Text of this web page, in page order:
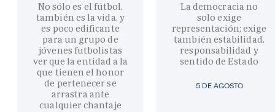
No sólo es el fútbol,
también es la vida, y
es poco edificante
para un grupo de
jóvenes futbolistas
ver que la entidad a la
que tienen el honor
de pertenecer se
arrastra ante
cualquier chantaje
5 DE AGOSTO
La democracia no
solo exige
representación; exige
también estabilidad,
responsabilidad y
sentido de Estado